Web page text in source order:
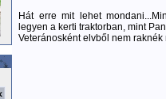
Hát erre mit lehet
legyen a kerti traktorban, mint
Veteránosként elvből nem